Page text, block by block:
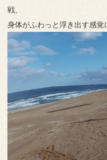
戦、
身体がふわっと浮き出す感覚